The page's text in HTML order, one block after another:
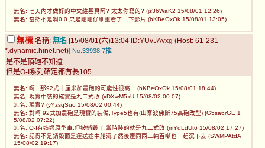
無名: 七天內才做好的中文維基頁阿? 太太你寫的? (jz36WaK2 15/08/01 12:26)
無名: 當然不是啊0.0 只是剛剛仔細重看了一下影片 (bKBeOxOk 15/08/01 13:05)
無標 名稱: 無名 [15/08/01(六)13:04 ID:YUvJAvxg (Host: 61-231-
*.dynamic.hinet.net)] No.33938 7推
是不是頂砲不知道
但是O-I系列確定都有長105
無名: 啊...那92式十厘米加農砲的可能性很高... (bKBeOxOk 15/08/01 18:44)
無名: 現實中裝的確實是九二式改 (xDXwM5xU 15/08/02 00:07)
無名: 現實? (yYzsqSuo 15/08/02 00:44)
無名: 對啊 92式加農砲是現實的裝備,Type5也有(山寨波佛斯75高砲改型) (G5sa6rGE 1
5/08/02 07:22)
無名: O-I有造過原型車,但被銷毀了,當時裝的就是九二式改 (mYdLdUt6 15/08/02 17:27)
無名: 記得不是銷毀而是運送途中船沉了然後連同兩三輛百噸也一起沉下去 (SWMPAtdA
15/08/02 19:17)